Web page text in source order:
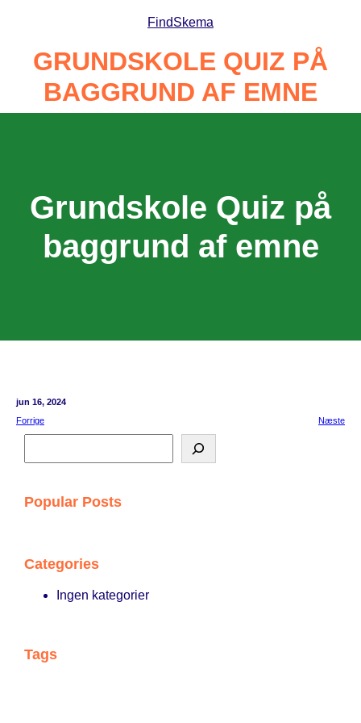
FindSkema
GRUNDSKOLE QUIZ PÅ
BAGGRUND AF EMNE
Grundskole Quiz på
baggrund af emne
jun 16, 2024
Forrige
Næste
S
Popular Posts
Categories
Ingen kategorier
Tags